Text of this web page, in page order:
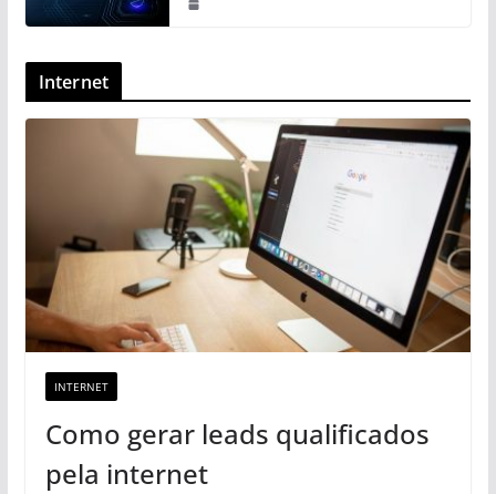
Internet
INTERNET
Como gerar leads qualificados
pela internet